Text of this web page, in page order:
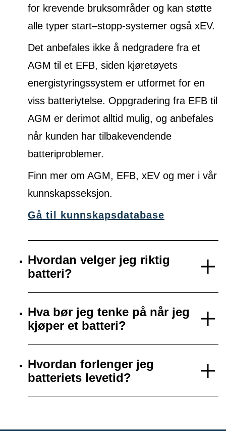
for krevende bruksområder og kan støtte
alle typer start–stopp-systemer også xEV.
Det anbefales ikke å nedgradere fra et
AGM til et EFB, siden kjøretøyets
energistyringssystem er utformet for en
viss batteriytelse. Oppgradering fra EFB til
AGM er derimot alltid mulig, og anbefales
når kunden har tilbakevendende
batteriproblemer.
Finn mer om AGM, EFB, xEV og mer i vår
kunnskapsseksjon.
Gå til kunnskapsdatabase
Hvordan velger jeg riktig
batteri?
Hva bør jeg tenke på når jeg
kjøper et batteri?
Hvordan forlenger jeg
batteriets levetid?